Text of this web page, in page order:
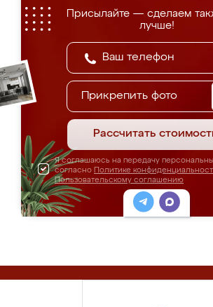
Присылайте — сделаем
лучше!
Прикрепить фото
Рассчитать
Я соглашаюсь на передачу
согласно Политике
Пользовательскому соглашению